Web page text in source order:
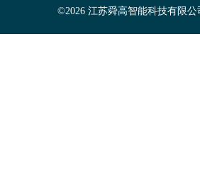
©2026 江苏舜高智能科技有限